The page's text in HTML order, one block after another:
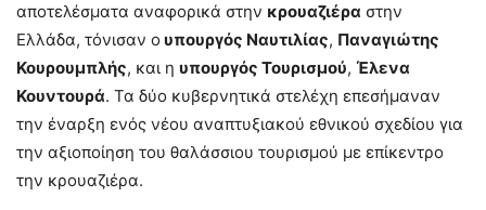
αποτελέσματα αναφορικά στην κρουαζιέρα στην
Ελλάδα, τόνισαν ο υπουργός Ναυτιλίας, Παναγιώτης
Κουρουμπλής, και η υπουργός Τουρισμού, Έλενα
Κουντουρά. Τα δύο κυβερνητικά στελέχη επεσήμαναν
την έναρξη ενός νέου αναπτυξιακού εθνικού σχεδίου για
την αξιοποίηση του θαλάσσιου τουρισμού με επίκεντρο
την κρουαζιέρα.